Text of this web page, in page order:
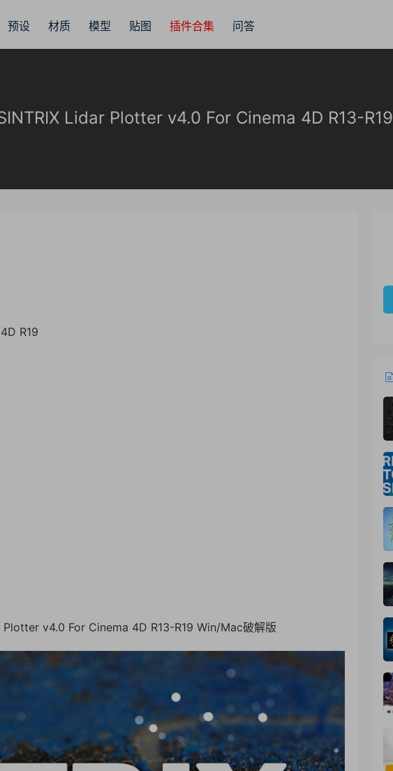
预设 材质 模型 贴图 插件合集 问答
Lidar Plotter v4.0 For Cinema 4D R13-R19
R19
v4.0 For Cinema 4D R13-R19 Win/Mac破解版